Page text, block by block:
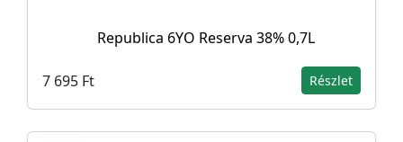
Republica 6YO Reserva 38% 0,7L
7 695 Ft Részlet